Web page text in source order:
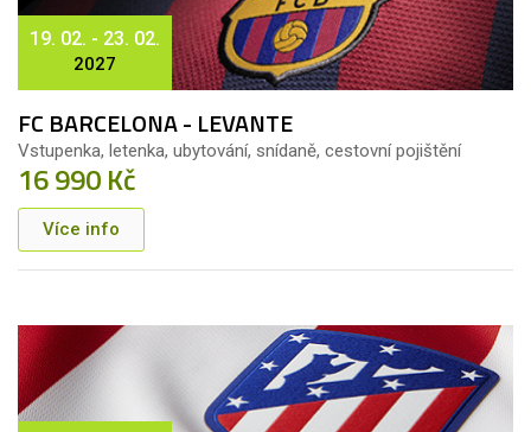
19. 02. - 23. 02.
2027
FC BARCELONA - LEVANTE
Vstupenka, letenka, ubytování, snídaně, cestovní pojištění
16 990 Kč
Více info